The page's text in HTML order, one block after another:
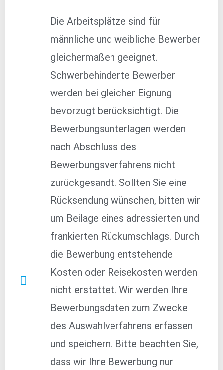
Die Arbeitsplätze sind für
männliche und weibliche Bewerber
gleichermaßen geeignet.
Schwerbehinderte Bewerber
werden bei gleicher Eignung
bevorzugt berücksichtigt. Die
Bewerbungsunterlagen werden
nach Abschluss des
Bewerbungsverfahrens nicht
zurückgesandt. Sollten Sie eine
Rücksendung wünschen, bitten wir
um Beilage eines adressierten und
frankierten Rückumschlags. Durch
die Bewerbung entstehende
Kosten oder Reisekosten werden
nicht erstattet. Wir werden Ihre
Bewerbungsdaten zum Zwecke
des Auswahlverfahrens erfassen
und speichern. Bitte beachten Sie,
dass wir Ihre Bewerbung nur